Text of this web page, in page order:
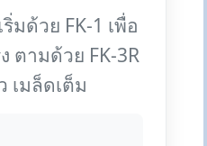
มด้วย FK-1 เพื่อ
ตามด้วย FK-3R
เมล็ดเต็ม